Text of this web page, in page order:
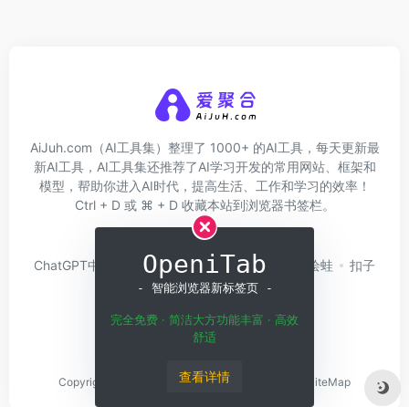
AiJuh.com（AI工具集）整理了 1000+ 的AI工具，每天更新最
新AI工具，AI工具集还推荐了AI学习开发的常用网站、框架和
模型，帮助你进入AI时代，提高生活、工作和学习的效率！
Ctrl + D 或 ⌘ + D 收藏本站到浏览器书签栏。
ChatGPT中文版
问小白 硅基流动 Trae 绘蛙
扣子
Coze
白日梦AI
Copyright © 2026 Home 粤ICP备2023143650号 SiteMap
OpeniTab
- 智能浏览器新标签页 -
完全免费 · 简洁大方功能丰富 · 高效
舒适
查看详情